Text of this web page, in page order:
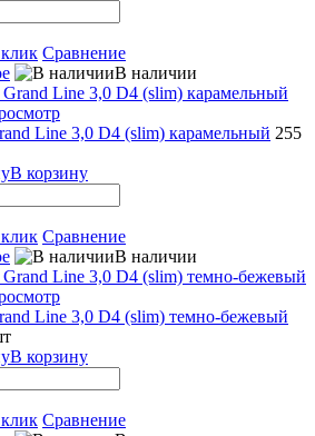
Сравнение
В наличии
Line 3,0 D4 (slim) карамельный 255
В корзину
Сравнение
В наличии
Line 3,0 D4 (slim) темно-бежевый
В корзину
Сравнение